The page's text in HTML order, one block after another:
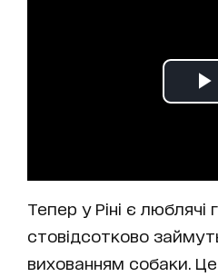
Тепер у Ріні є люблячі
стовідсотково
вихованням собаки.